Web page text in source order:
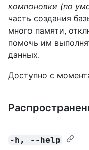
компоновки (по
часть создания
много памяти,
помочь им
данных.
Доступно с
-h, --help